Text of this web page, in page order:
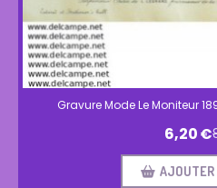
Gravure Mode Le Moniteur
6,20€
AJOUTER